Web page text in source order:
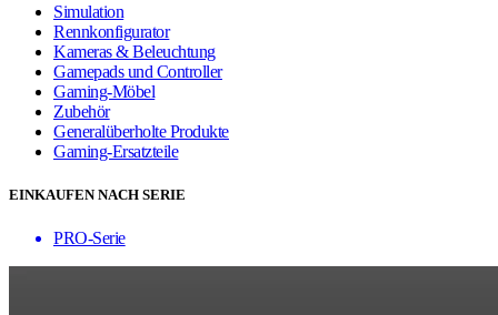
Simulation
Rennkonfigurator
Kameras & Beleuchtung
Gamepads und Controller
Gaming-Möbel
Zubehör
Generalüberholte Produkte
Gaming-Ersatzteile
EINKAUFEN NACH SERIE
PRO-Serie